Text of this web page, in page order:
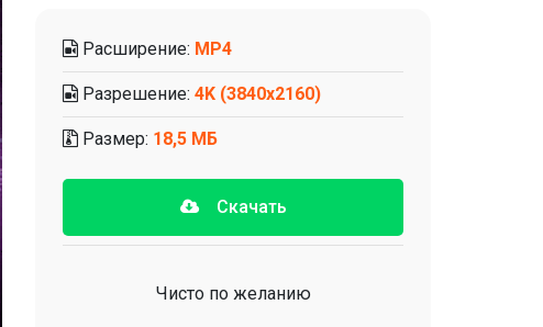
Расширение: MP4
Разрешение: 4K (3840x2160)
Размер: 18,5 МБ
Скачать
Чисто по желанию